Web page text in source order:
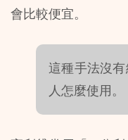
會比較便宜。
這種手法沒
人怎麼使用。